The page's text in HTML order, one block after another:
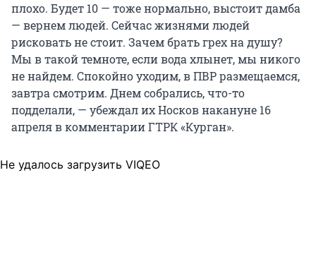
плохо. Будет 10 — тоже нормально, выстоит дамба
— вернем людей. Сейчас жизнями людей
рисковать не стоит. Зачем брать грех на душу?
Мы в такой темноте, если вода хлынет, мы никого
не найдем. Спокойно уходим, в ПВР размещаемся,
завтра смотрим. Днем собрались, что-то
подделали, — убеждал их Носков накануне 16
апреля в комментарии ГТРК «Курган».
Не удалось загрузить VIQEO